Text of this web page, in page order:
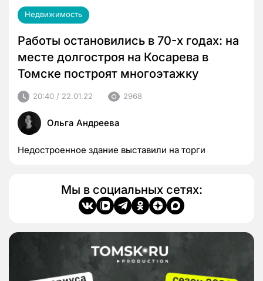
Недвижимость
Работы остановились в 70-х годах: на
месте долгостроя на Косарева в
Томске построят многоэтажку
20:40 / 22.01.22 2968
Ольга Андреева
Недостроенное здание выставили на торги
Мы в социальных сетях: